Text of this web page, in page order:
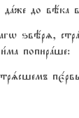
дaже до вёка
ѕвёрz,
попирaше: